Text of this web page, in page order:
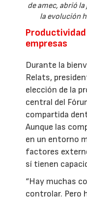
de amec, abrió
la evolución
Productividad
empresas
Durante la
Relats,
elección de la
central del
compartida
Aunque las
en un entorno
factores
sí tienen
“Hay muchas
controlar. Pero